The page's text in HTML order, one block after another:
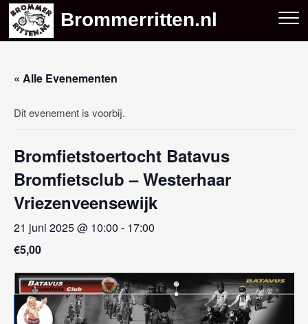
Skip
content
Brommerritten.nl
« Alle Evenementen
Dit evenement is voorbij.
Bromfietstoertocht Batavus
Bromfietsclub – Westerhaar
Vriezenveensewijk
21 juni 2025 @ 10:00 - 17:00
€5,00